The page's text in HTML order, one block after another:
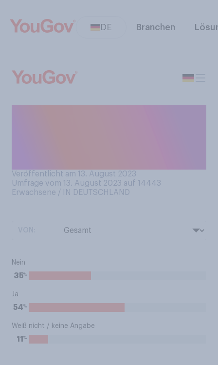
DE Branchen
Veröffentlicht am 13. August 2023
Umfrage vom 13. August 2023 auf 14443
Erwachsene / IN DEUTSCHLAND
Nein
35%
Ja
54%
Weiß nicht / keine Angabe
11 %